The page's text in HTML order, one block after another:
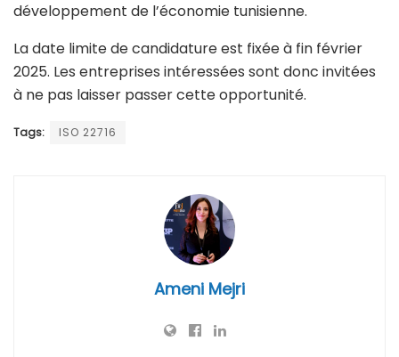
développement de l’économie tunisienne.
La date limite de candidature est fixée à fin février
2025. Les entreprises intéressées sont donc invitées
à ne pas laisser passer cette opportunité.
Tags: ISO 22716
Ameni Mejri